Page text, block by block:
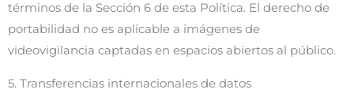
términos de la Sección 6 de esta Política. El derecho de
portabilidad no es aplicable a imágenes de
videovigilancia captadas en espacios abiertos al público.
5. Transferencias internacionales de datos